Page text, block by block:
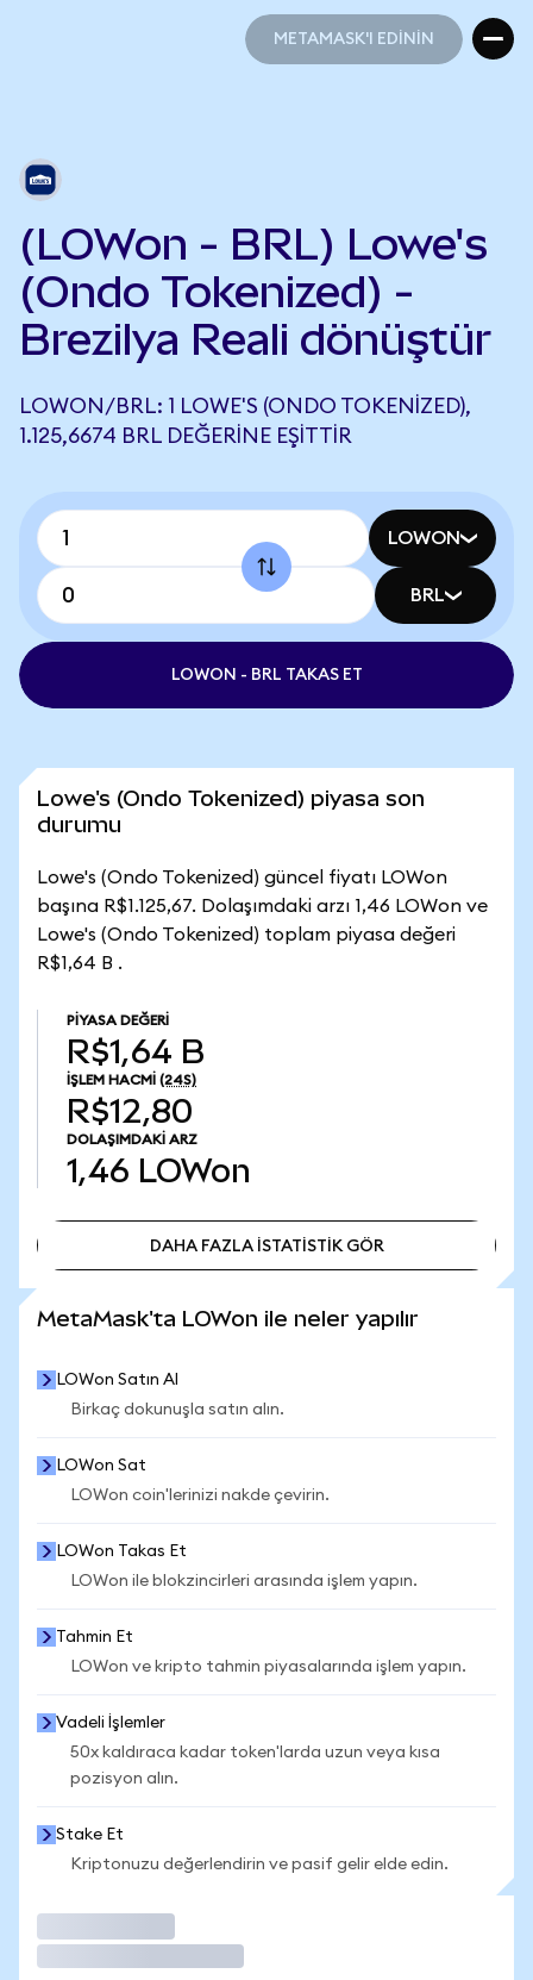
METAMASK'I EDİNİN
(LOWon - BRL) Lowe's
(Ondo Tokenized) -
Brezilya Reali dönüştür
LOWON/BRL: 1 LOWE'S (ONDO TOKENIZED),
1.125,6674 BRL DEĞERINE EŞITTIR
LOWON
BRL
LOWON - BRL TAKAS ET
Lowe's (Ondo Tokenized) piyasa son
durumu
Lowe's (Ondo Tokenized) güncel fiyatı LOWon
başına R$1.125,67. Dolaşımdaki arzı 1,46 LOWon ve
Lowe's (Ondo Tokenized) toplam piyasa değeri
R$1,64 B .
PIYASA DEĞERI
R$1,64 B
İŞLEM HACMI (24S)
R$12,80
DOLAŞIMDAKI ARZ
1,46 LOWon
DAHA FAZLA İSTATİSTİK GÖR
MetaMask'ta LOWon ile neler yapılır
LOWon Satın Al
Birkaç dokunuşla satın alın.
LOWon Sat
LOWon coin'lerinizi nakde çevirin.
LOWon Takas Et
LOWon ile blokzincirleri arasında işlem yapın.
Tahmin Et
LOWon ve kripto tahmin piyasalarında işlem yapın.
Vadeli İşlemler
50x kaldıraca kadar token'larda uzun veya kısa
pozisyon alın.
Stake Et
Kriptonuzu değerlendirin ve pasif gelir elde edin.